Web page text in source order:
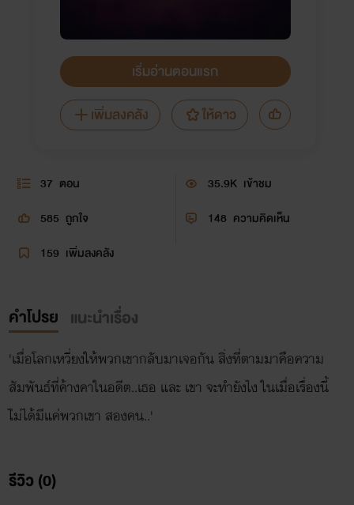
เริ่มอ่านตอนแรก
เพิ่มลงคลัง
ให้ดาว
37 ตอน 35.9K เข้าชม
585 ถูกใจ 148 ความคิดเห็น
159 เพิ่มลงคลัง
คำโปรย แนะนำเรื่อง
'เมื่อโลกเหวี่ยงให้พวกเขากลับมาเจอกัน สิ่งที่ตามมาคือความ
สัมพันธ์ที่ค้างคาในอดีต..เธอ และ เขา จะทำยังไง ในเมื่อเรื่องนี้
รีวิว (0)